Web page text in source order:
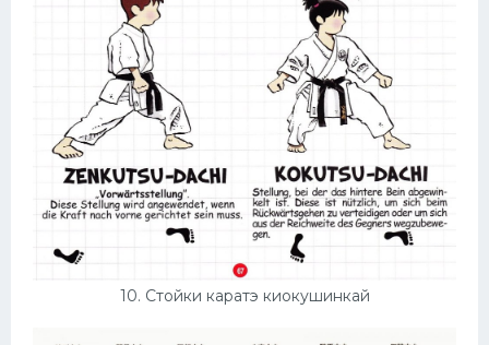
10. Стойки каратэ киокушинкай